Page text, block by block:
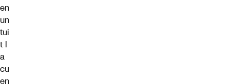
en
un
tui
t l
a
cu
en